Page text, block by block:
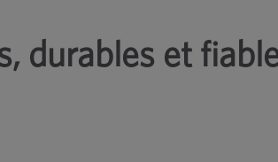
durables et